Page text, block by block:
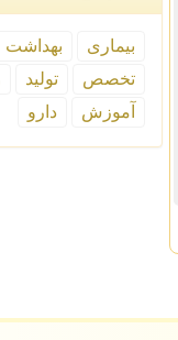
بیماری بهداشت
تخصص
تولید
آموزش
دارو